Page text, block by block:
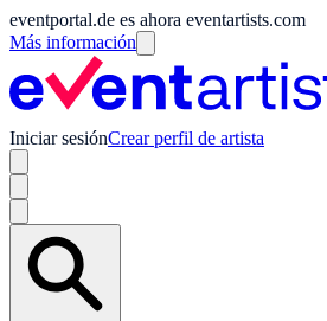
eventportal.de es ahora eventartists.com
Más información
Iniciar sesiónCrear perfil de artista